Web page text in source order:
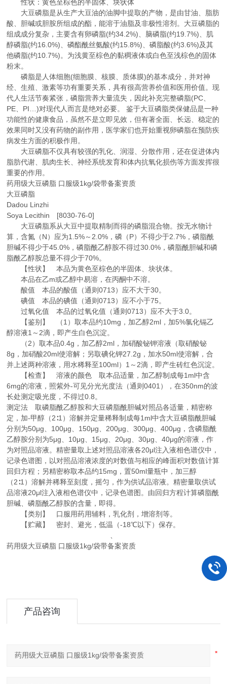
性状：黄色至棕色的半固体、块状体
大豆磷脂是从生产大豆油的油脚中提取的产物，是由甘油、脂肪
酸、胆碱或胆胺所组成的酯，能溶于油脂及非极性溶剂。大豆磷脂的
组成成分复杂，主要含有卵磷脂(约34.2%)、脑磷脂(约19.7%)、肌
醇磷脂(约16.0%)、磷酯酰丝氨酸(约15.8%)、磷脂酸(约3.6%)及其
他磷脂(约10.7%)。为浅黄至棕色的黏稠液体或白色至浅棕色的固体
粉末。
磷脂是人体细胞(细胞膜、核膜、质体膜)的基本成分，并对神
经、生殖、激素等功有重要关系，具有很高营养价值和医用价值。现
代人生活节奏紧张，磷脂营养大量流失，因此补充完整磷脂(PC、
PE、PI…)对现代人而言是绝对必要。 鉴于大豆磷脂类保健品是一种
功能性的健康食品，虽然不是立即见效，但有著全面、长远、稳定的
效果同时又没有药物的副作用，医学家们也开始重视卵磷脂在预防疾
病发生方面的积极作用。
大豆磷脂不仅具有较强的乳化、润湿、分散作用，还在促进体内
脂肪代谢、肌肉生长、神经系统发育和体内抗氧化损伤等方面发挥很
重要的作用。
药用级大豆磷脂 口服级1kg/袋带备案资质
大豆磷脂
Dadou Linzhi
Soya Lecithin [8030-76-0]
大豆磷脂系从大豆中提取精制而得的磷脂混合物。按无水物计
算，含氮（N）应为1.5%～2.0%，磷（P）不得少于2.7%，磷脂酰
胆碱不得少于45.0%，磷脂酰乙醇胺不得过30.0%，磷脂酰胆碱和磷
脂酰乙醇胺总量不得少于70%。
【性状】 本品为黄色至棕色的半固体、块状体。
本品在乙m或乙醇中易溶，在丙酮中不溶。
酸值 本品的酸值（通则0713）应不大于30。
碘值 本品的碘值（通则0713）应不小于75。
过氧化值 本品的过氧化值（通则0713）应不大于3.0。
【鉴别】 （1）取本品约10mg，加乙醇2ml，加5%氯化镉乙
醇溶液1～2滴，即产生白色沉淀。
（2）取本品0.4g，加乙醇2ml，加硝酸铋钾溶液（取硝酸铋
8g，加硝酸20ml使溶解；另取碘化钾27.2g，加水50ml使溶解，合
并上述两种溶液，用水稀释至100ml）1～2滴，即产生砖红色沉淀。
【检查】 溶液的颜色 取本品适量，加乙醇制成每1ml中含
6mg的溶液，照紫外-可见分光光度法（通则0401），在350nm的波
长处测定吸光度，不得过0.8。
测定法 取磷脂酰乙醇胺和大豆磷脂酰胆碱对照品各适量，精密称
定，加-甲醇（2∶1）溶解并定量稀释制成每1ml中含大豆磷脂酰胆碱
分别为50μg、100μg、150μg、200μg、300μg、400μg，含磷脂酰
乙醇胺分别为5μg、10μg、15μg、20μg、30μg、40μg的溶液，作
为对照品溶液。精密量取上述对照品溶液各20μl注入液相色谱仪中，
记录色谱图，以对照品溶液浓度的对数值与相应的峰面积对数值计算
回归方程；另精密称取本品约15mg，置50ml量瓶中，加三醇
（2∶1）溶解并稀释至刻度，摇匀，作为供试品溶液。精密量取供试
品溶液20μl注入液相色谱仪中，记录色谱图。由回归方程计算磷脂酰
胆碱、磷脂酰乙醇胺的含量，即得。
【类别】 口服用药用辅料，乳化剂，增溶剂等。
【贮藏】 密封、避光，低温（-18℃以下）保存。
药用级大豆磷脂 口服级1kg/袋带备案资质
产品咨询